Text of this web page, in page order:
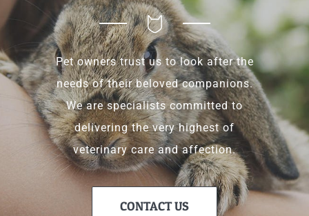
Pet owners trust us to look after the
needs of their beloved companions.
We are specialists committed to
delivering the very highest of
veterinary care and affection.
CONTACT US